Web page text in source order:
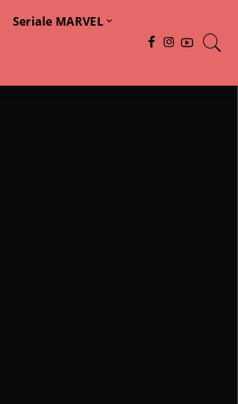
Seriale MARVEL